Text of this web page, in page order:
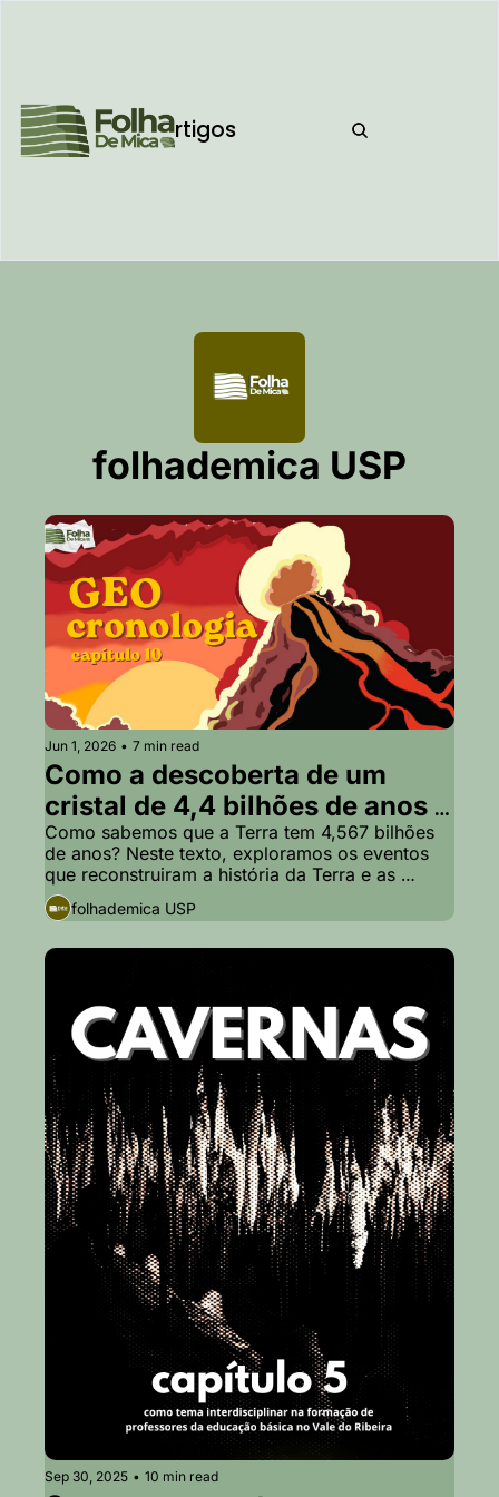
home artigos
folhademica USP
Jun 1, 2026 • 7 min read
Como a descoberta de um
cristal de 4,4 bilhões de anos
reconstruiu a história da Terra?
Como sabemos que a Terra tem 4,567 bilhões
de anos? Neste texto, exploramos os eventos
que reconstruiram a história da Terra e as
descobertas surpreendentes dos cristais de
zircão, que podem ter revelado um mundo
folhademica USP
Sep 30, 2025 • 10 min read